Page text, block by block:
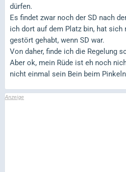
dürfen.
Es findet zwar noch der SD nach
ich dort auf dem Platz bin, hat sich
gestört gehabt, wenn SD war.
Von daher, finde ich die Regelung
Aber ok, mein Rüde ist eh noch
nicht einmal sein Bein beim